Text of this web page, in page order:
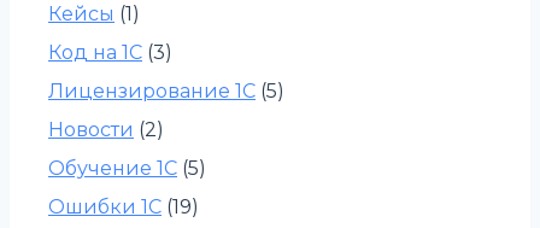
Кейсы (1)
Код на 1С (3)
Лицензирование 1С (5)
Новости (2)
Обучение 1С (5)
Ошибки 1С (19)